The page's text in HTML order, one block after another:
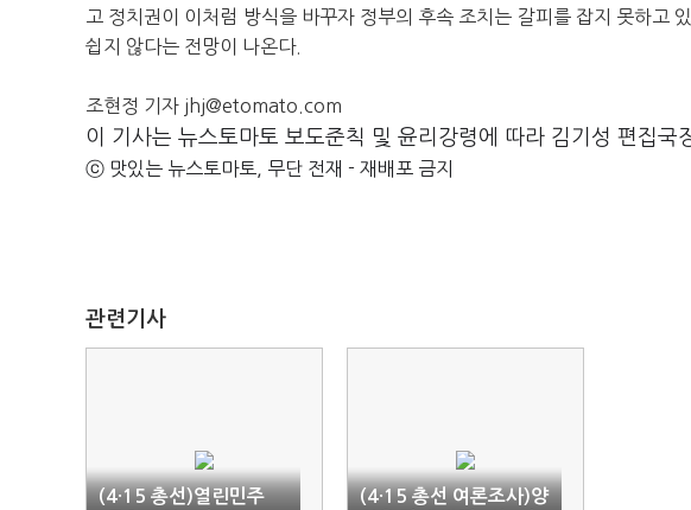
고 정치권이 이처럼 방식을 바꾸자 정부의 후속 조치는 갈피를 잡지 못하고
쉽지 않다는 전망이 나온다.
조현정 기자 jhj@etomato.com
이 기사는 뉴스토마토 보도준칙 및 윤리강령에 따라 김기성 편집국
ⓒ 맛있는 뉴스토마토, 무단 전재 - 재배포 금지
관련기사
(4·15 총선)열린민주
(4·15 총선 여론조사)양